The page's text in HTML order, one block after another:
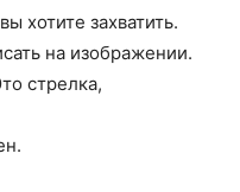
хотите захватить.
на изображении.
стрелка,